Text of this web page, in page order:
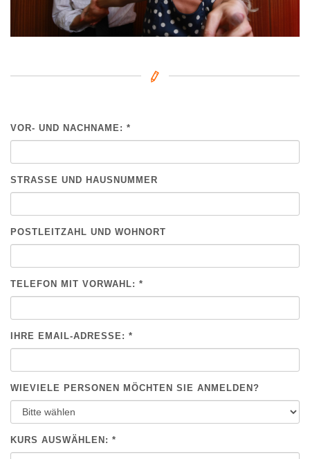
VOR- UND NACHNAME: *
STRASSE UND HAUSNUMMER
POSTLEITZAHL UND WOHNORT
TELEFON MIT VORWAHL: *
IHRE EMAIL-ADRESSE: *
WIEVIELE PERSONEN MÖCHTEN SIE ANMELDEN?
KURS AUSWÄHLEN: *
BITTE NICHT AUSFÜLLEN.